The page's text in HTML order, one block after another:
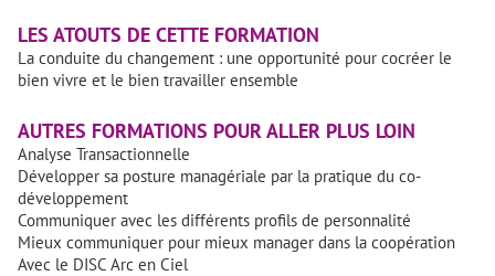
LES ATOUTS DE CETTE FORMATION
La conduite du changement : une opportunité pour cocréer le
bien vivre et le bien travailler ensemble
AUTRES FORMATIONS POUR ALLER PLUS LOIN
Analyse Transactionnelle
Développer sa posture managériale par la pratique du co-
développement
Communiquer avec les différents profils de personnalité
Mieux communiquer pour mieux manager dans la coopération
Avec le DISC Arc en Ciel